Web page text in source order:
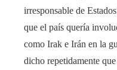
irresponsable de
que el país quería
como Irak e Irán en la
dicho repetidamente